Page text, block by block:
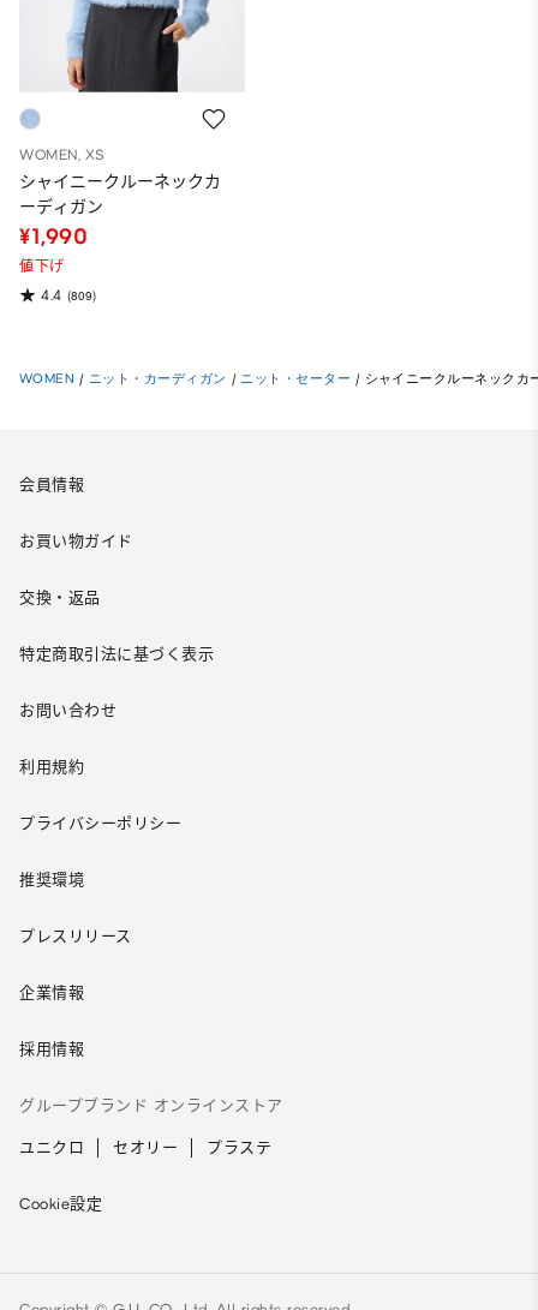
WOMEN, XS
シャイニークルーネックカ
ーディガン
¥1,990
値下げ
4.4 (809)
WOMEN / ニット・カーディガン / ニット・セーター / シャイニークルーネックカ
会員情報
お買い物ガイド
交換・返品
特定商取引法に基づく表示
お問い合わせ
利用規約
プライバシーポリシー
推奨環境
プレスリリース
企業情報
採用情報
グループブランド オンラインストア
ユニクロ セオリー プラステ
Cookie設定